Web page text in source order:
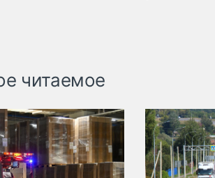
читаемое